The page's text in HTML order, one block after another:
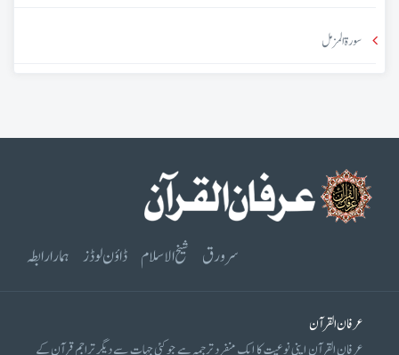
سورۃ المزمل
سرورق شیخ الاسلام ڈاؤن لوڈز ہمارا رابطہ
عرفان القرآن
عرفان القرآن اپنی نوعیت کا ایک منفرد ترجمہ ہے جو کئی جہات سے دیگر تراجم قرآن کے